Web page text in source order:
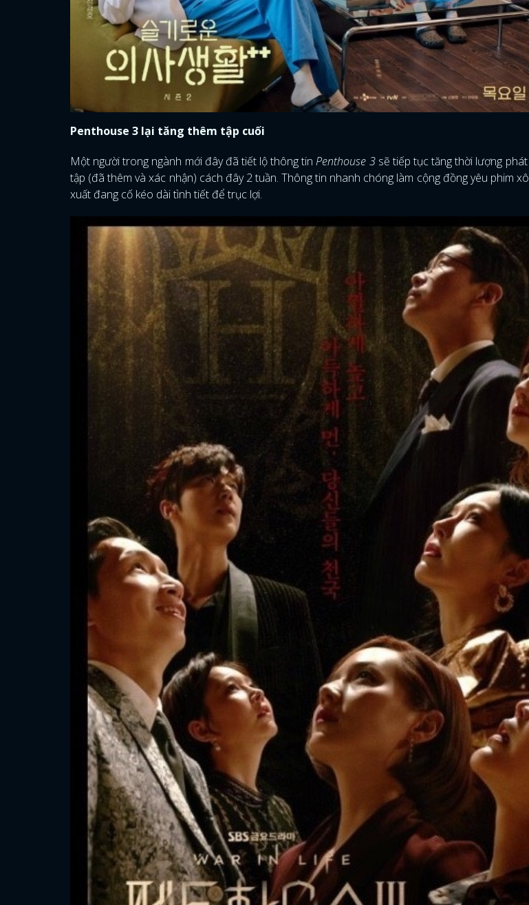
ĐĂNG
FACEBOOK
Penthouse 3 lại tăng thêm tập cuối
Một người trong ngành mới đây đã tiết lộ thông tinPenthouse 3sẽ tiếp tục tăng thời lượng
tập (đã thêm và xác nhận) cách đây 2 tuần. Thông tin nhanh chóng làm cộng đồng yêu phim
xuất đang cố kéo dài tình tiết để trục lợi.